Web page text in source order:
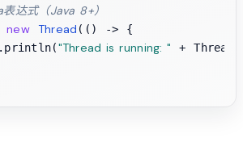
达式（Java 8+）
new Thread (() -> {
"Thread is running: "
+